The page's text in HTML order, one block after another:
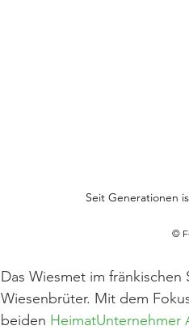
Seit Generationen
©
Das Wiesmet im
Wiesenbrüter. Mit dem
beiden HeimatUnternehmer